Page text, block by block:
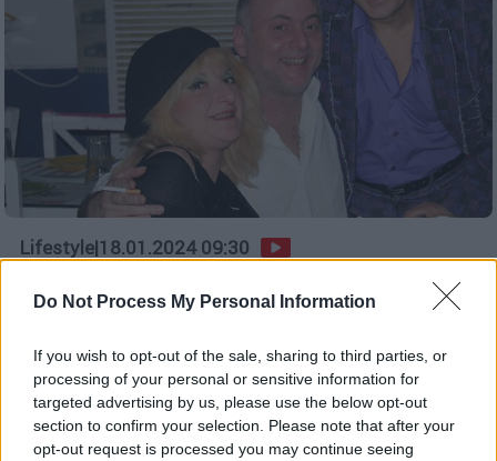
Do Not Process My Personal Information
If you wish to opt-out of the sale, sharing to third parties, or
processing of your personal or sensitive information for
targeted advertising by us, please use the below opt-out
section to confirm your selection. Please note that after your
opt-out request is processed you may continue seeing
Lifestyle|18.01.2024 09:30
Σπύρος Μπιμπίλας για Γιώργο Λαμπάτο:
«Δεν είχε ενημερώσει κανέναν επίσημο
Οι δύσκολες στιγμές του ηθοποιού, ζει σ'
ένα υπόγειο 15 τετραγωνικών με 220 ευρώ
το μήνα εισόδημα